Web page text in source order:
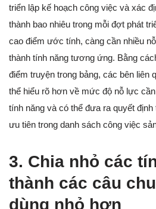
triển lập kế hoạch công việc và xác
thành bao nhiêu trong mỗi đợt phát
cao điểm ước tính, càng cần nhiều
thành tính năng tương ứng. Bằng
điểm truyện trong bảng, các bên liên
thể hiểu rõ hơn về mức độ nỗ lực
tính năng và có thể đưa ra quyết
ưu tiên trong danh sách công việc
3. Chia nhỏ các
thành các câu
dùng nhỏ hơn